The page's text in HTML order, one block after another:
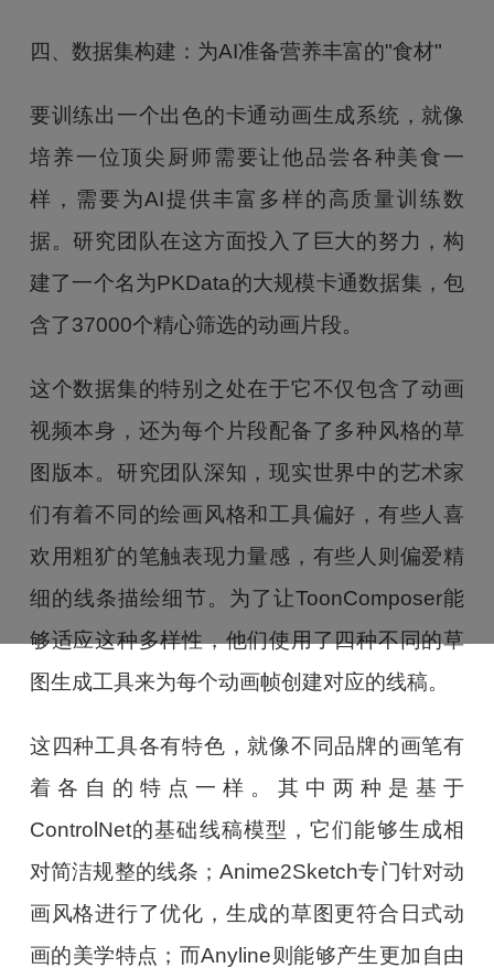
四、数据集构建：为AI准备营养丰富的"食材"
要训练出一个出色的卡通动画生成系统，就像
培养一位顶尖厨师需要让他品尝各种美食一
样，需要为AI提供丰富多样的高质量训练数
据。研究团队在这方面投入了巨大的努力，构
建了一个名为PKData的大规模卡通数据集，包
含了37000个精心筛选的动画片段。
这个数据集的特别之处在于它不仅包含了动画
视频本身，还为每个片段配备了多种风格的草
图版本。研究团队深知，现实世界中的艺术家
们有着不同的绘画风格和工具偏好，有些人喜
欢用粗犷的笔触表现力量感，有些人则偏爱精
细的线条描绘细节。为了让ToonComposer能
够适应这种多样性，他们使用了四种不同的草
图生成工具来为每个动画帧创建对应的线稿。
这四种工具各有特色，就像不同品牌的画笔有
着各自的特点一样。其中两种是基于
ControlNet的基础线稿模型，它们能够生成相
对简洁规整的线条；Anime2Sketch专门针对动
画风格进行了优化，生成的草图更符合日式动
画的美学特点；而Anyline则能够产生更加自由